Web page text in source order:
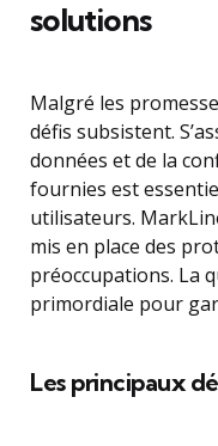
solutions
Malgré les
défis subsistent.
données et de la
fournies est
utilisateurs.
mis en place des
préoccupations. La
primordiale pour
Les principaux